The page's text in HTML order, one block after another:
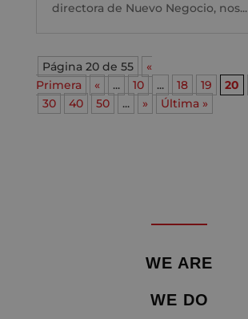
directora de Nuevo Negocio, nos...
Página 20 de 55
«
Primera
« ... 10 ... 18 19 20
30
40 50 ... » Última »
WE ARE
WE DO